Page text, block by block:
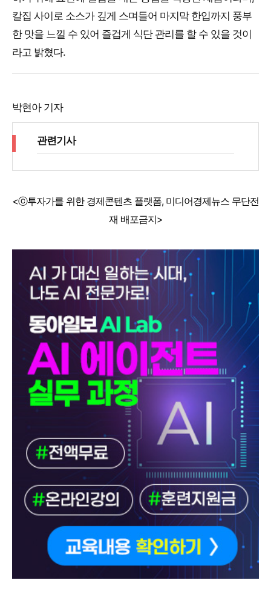
칼집 사이로 소스가 깊게 스며들어 마지막 한입까지 풍부
한 맛을 느낄 수 있어 즐겁게 식단 관리를 할 수 있을 것이
라고 밝혔다.
박현아 기자
관련기사
<ⓒ투자가를 위한 경제콘텐츠 플랫폼, 미디어경제뉴스 무단전
재 배포금지>